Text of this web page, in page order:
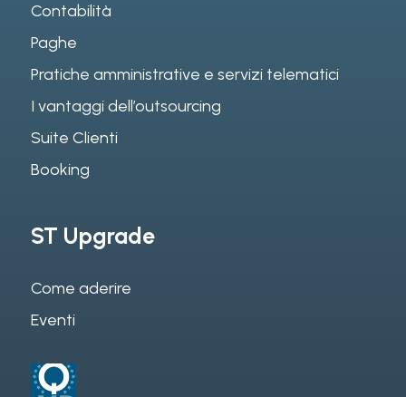
Contabilità
Paghe
Pratiche amministrative e servizi telematici
I vantaggi dell’outsourcing
Suite Clienti
Booking
ST Upgrade
Come aderire
Eventi